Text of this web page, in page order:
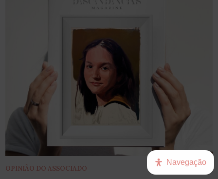
OPINIÃO DO ASSOCIADO
Navegação